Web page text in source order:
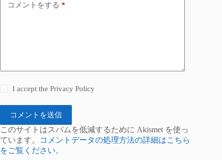
コメントをする *
I accept thePrivacy Policy
コメントを送信
このサイトはスパムを低減するために Akismet を使っ
ています。
コメントデータの処理方法の詳細はこちら
をご覧ください。